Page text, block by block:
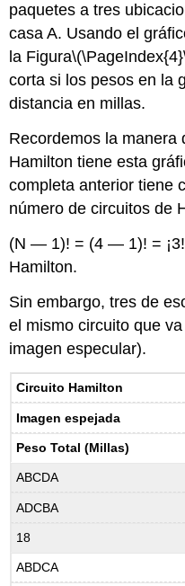
paquetes a tres
casa A. Usando el
la Figura
corta si los pesos en la
distancia en millas.
Recordemos la manera
Hamilton tiene esta
completa anterior tiene
número de circuitos de
(N — 1)! = (4 — 1)! =
Hamilton.
Sin embargo, tres de
el mismo circuito que
imagen especular).
Circuito Hamilton
Imagen espejada
Peso Total (Millas)
ABCDA
ADCBA
18
ABDCA